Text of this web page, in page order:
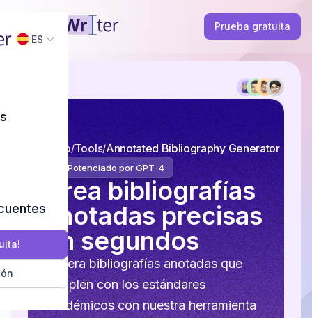
Prueba gratuita
ES
Inicio Tools Annotated Bibliography Generator
Potenciado por GPT-4
Crea bibliografías
anotadas precisas
en segundos
Genera bibliografías anotadas que
cumplen con los estándares
académicos con nuestra herramienta